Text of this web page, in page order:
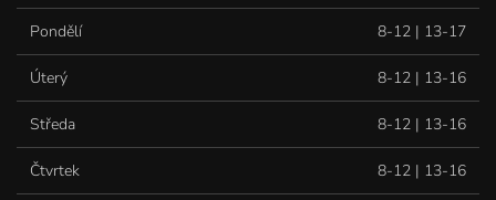
Pondělí 8-12 | 13-17
Úterý 8-12 | 13-16
Středa 8-12 | 13-16
Čtvrtek 8-12 | 13-16